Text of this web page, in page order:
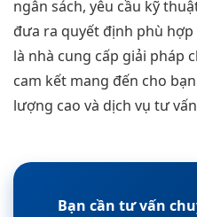
ngân sách, yêu cầu kỹ
đưa ra quyết định phù
là nhà cung cấp giải pháp
cam kết mang đến cho
lượng cao và dịch vụ tư
Bạn cần tư vấn